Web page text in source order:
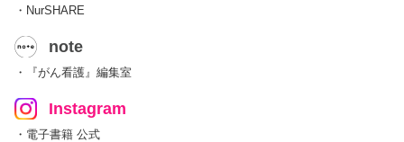
・NurSHARE
note
・『がん看護』編集室
Instagram
・電子書籍 公式